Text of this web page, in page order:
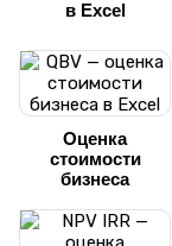
в Excel
Оценка
стоимости
бизнеса